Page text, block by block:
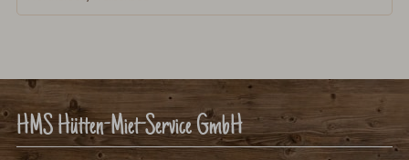
HMS Hütten-Miet-Service GmbH